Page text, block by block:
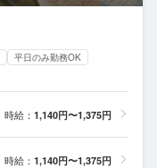
平日のみ勤務OK
時給： 1,140円〜1,375円
時給： 1,140円〜1,375円